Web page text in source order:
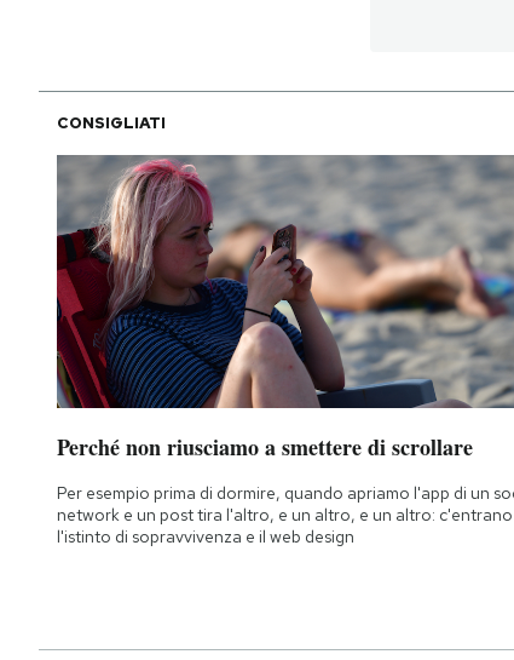
CONSIGLIATI
Perché non riusciamo a smettere di scrollare
Per esempio prima di dormire, quando apriamo l'app di un
network e un post tira l'altro, e un altro, e un altro: c'entrano
l'istinto di sopravvivenza e il web design